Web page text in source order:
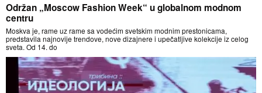
Održan „Moscow Fashion Week“ u globalnom modnom
centru
Moskva je, rame uz rame sa vodećim svetskim modnim prestonicama,
predstavila najnovije trendove, nove dizajnere i upečatljive kolekcije iz celog
sveta. Od 14. do